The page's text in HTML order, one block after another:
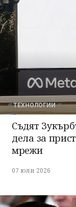
ТЕХНОЛОГИИ
Съдят
дела за
мрежи
07 юли 2026